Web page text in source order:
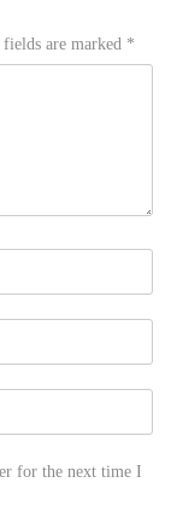
are marked *
for the next time I